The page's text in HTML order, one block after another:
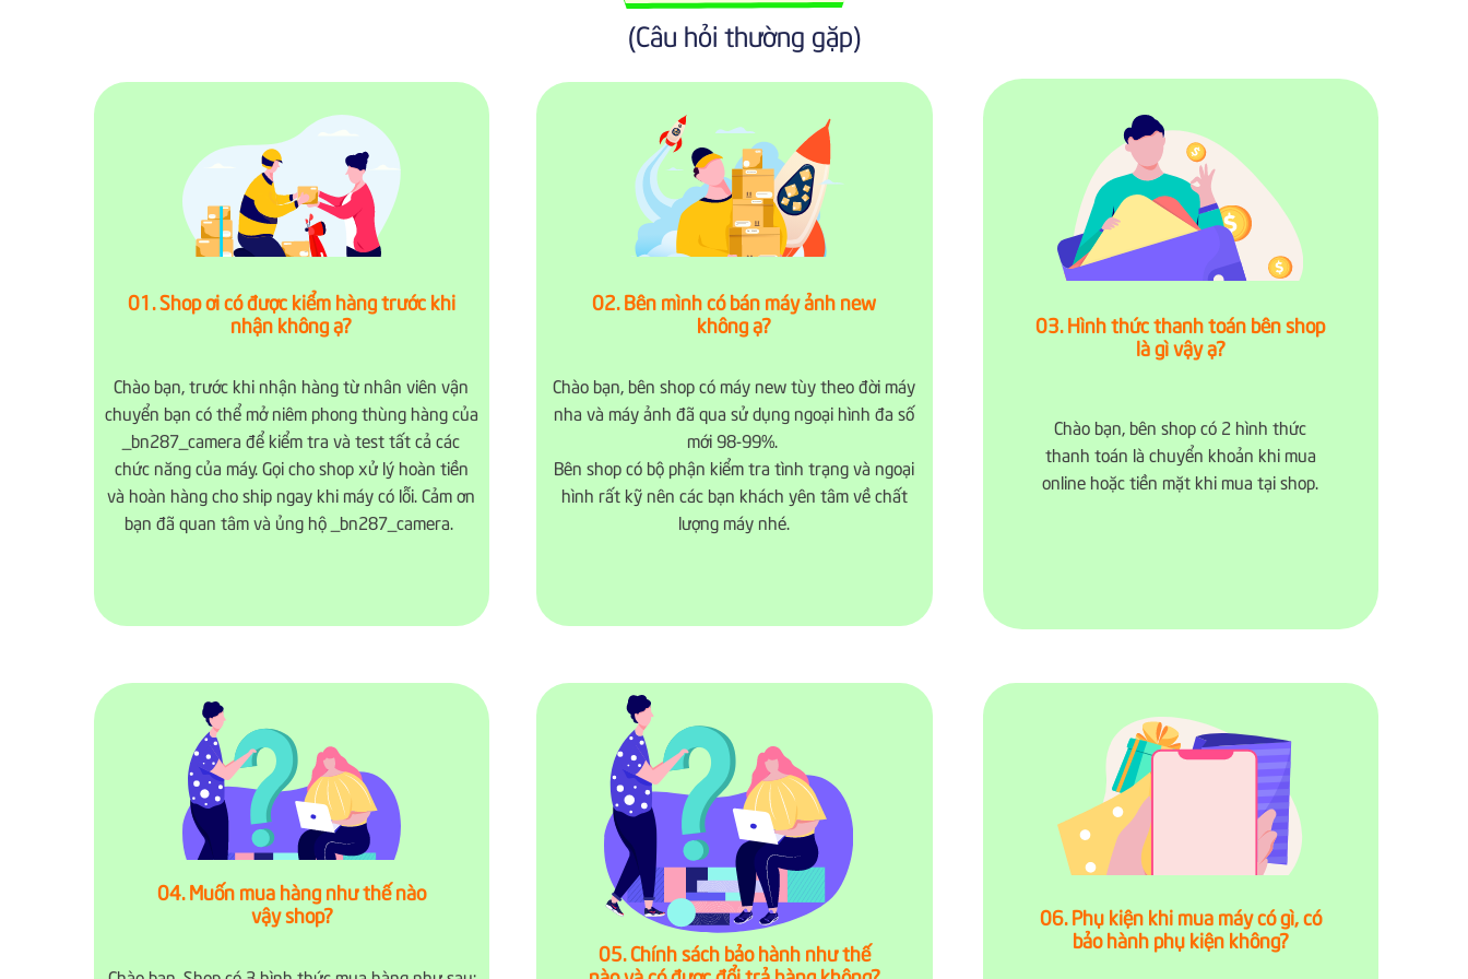
(Câu hỏi thường gặp)
02. Bên mình có bán máy ảnh new
không ạ?
Chào bạn, bên shop có máy new tùy theo đời máy
nha và máy ảnh đã qua sử dụng ngoại hình đa số
mới 98-99%.
Bên shop có bộ phận kiểm tra tình trạng và ngoại
hình rất kỹ nên các bạn khách yên tâm về chất
lượng máy nhé.
03. Hình thức thanh toán bên shop
là gì vậy ạ?
Chào bạn, bên shop có 2 hình thức
thanh toán là chuyển khoản khi mua
online hoặc tiền mặt khi mua tại shop.
04. Muốn mua hàng như thế nào
vậy shop?
05. Chính sách bảo hành như thế
06. Phụ kiện khi mua máy có gì, có
bảo hành phụ kiện không?
01. Shop ơi có được kiểm hàng trước khi
nhận không ạ?
Chào bạn, trước khi nhận hàng từ nhân viên vận
chuyển bạn có thể mở niêm phong thùng hàng của
_bn287_camera để kiểm tra và test tất cả các
chức năng của máy. Gọi cho shop xử lý hoàn tiền
và hoàn hàng cho ship ngay khi máy có lỗi. Cảm ơn
bạn đã quan tâm và ủng hộ _bn287_camera.